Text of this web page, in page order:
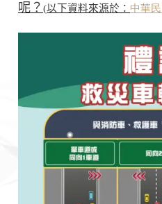
呢？ (以下資料來源於： 中華